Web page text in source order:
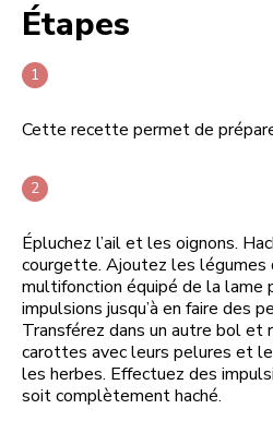
Étapes
Cette recette permet de
Épluchez l’ail et les oignons.
courgette. Ajoutez les légumes
multifonction équipé de la
impulsions jusqu’à en faire des
Transférez dans un autre bol et
carottes avec leurs pelures et
les herbes. Effectuez des
soit complètement haché.